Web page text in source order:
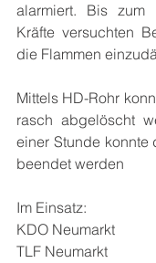
alarmiert. Bis zum
Kräfte versuchten
die Flammen
Mittels HD-Rohr
rasch abgelöscht
einer Stunde konnte
beendet werden
Im Einsatz:
KDO Neumarkt
TLF Neumarkt